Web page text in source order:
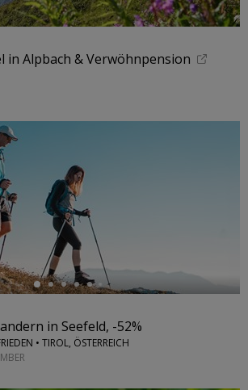
in Alpbach & Verwöhnpension
in Seefeld, -52%
• TIROL, ÖSTERREICH